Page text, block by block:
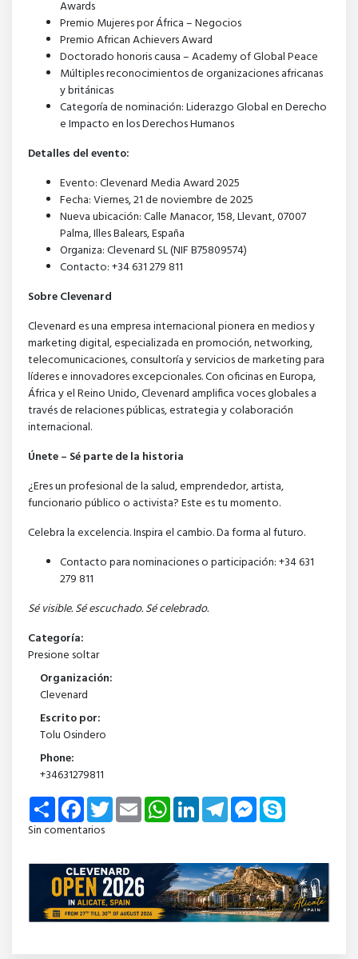
Awards
Premio Mujeres por África – Negocios
Premio African Achievers Award
Doctorado honoris causa – Academy of Global Peace
Múltiples reconocimientos de organizaciones africanas
y británicas
Categoría de nominación: Liderazgo Global en Derecho
e Impacto en los Derechos Humanos
Detalles del evento:
Evento: Clevenard Media Award 2025
Fecha: Viernes, 21 de noviembre de 2025
Nueva ubicación: Calle Manacor, 158, Llevant, 07007
Palma, Illes Balears, España
Organiza: Clevenard SL (NIF B75809574)
Contacto: +34 631 279 811
Sobre Clevenard
Clevenard es una empresa internacional pionera en medios y
marketing digital, especializada en promoción, networking,
telecomunicaciones, consultoría y servicios de marketing para
líderes e innovadores excepcionales. Con oficinas en Europa,
África y el Reino Unido, Clevenard amplifica voces globales a
través de relaciones públicas, estrategia y colaboración
internacional.
Únete – Sé parte de la historia
¿Eres un profesional de la salud, emprendedor, artista,
funcionario público o activista? Este es tu momento.
Celebra la excelencia. Inspira el cambio. Da forma al futuro.
Contacto para nominaciones o participación: +34 631
279 811
Sé visible. Sé escuchado. Sé celebrado.
Categoría:
Presione soltar
Organización:
Clevenard
Escrito por:
Tolu Osindero
Phone:
+34631279811
Share FacebookTwitterEmail WhatsAppLinkedInTelegramMessenger
Sin comentarios